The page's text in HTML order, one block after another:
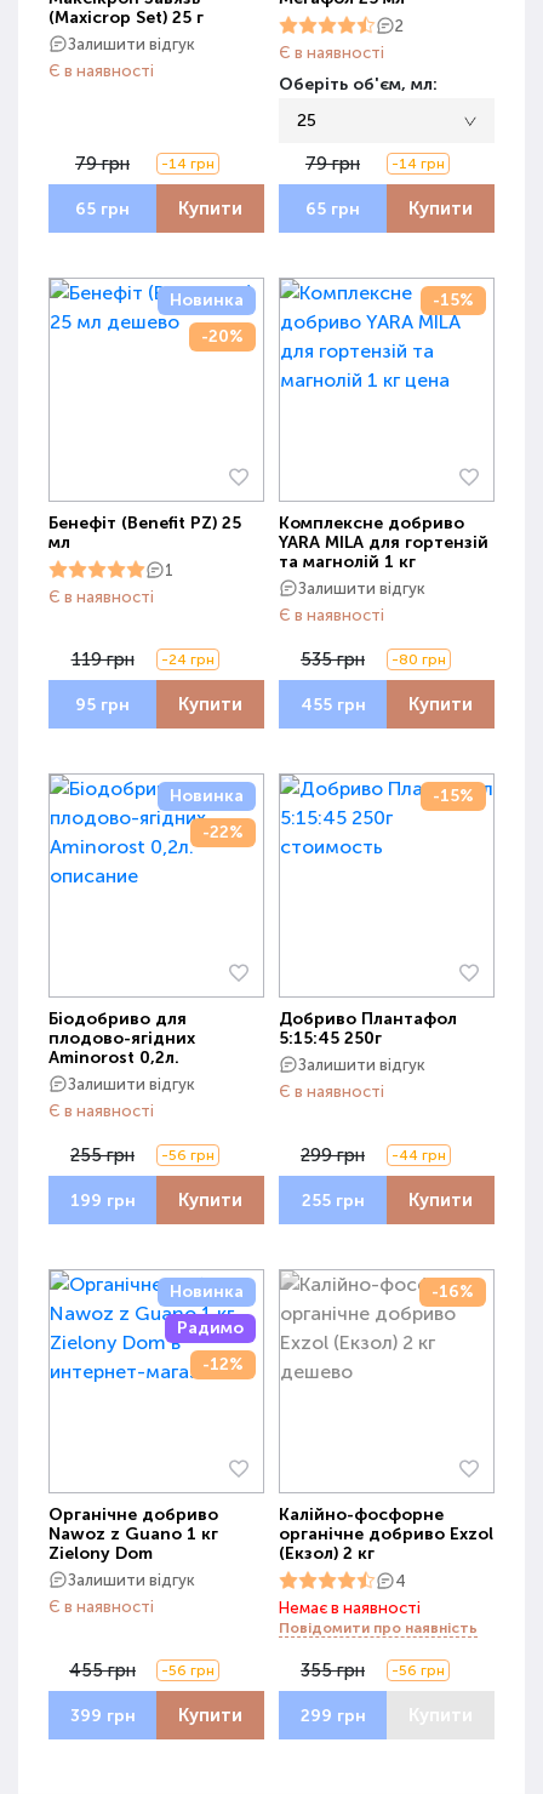
(Maxicrop Set) 25 г
Залишити відгук
Є в наявності
79 грн -14 грн
65 грн Купити
2
Є в наявності
Оберіть об'єм, мл:
25
79 грн -14 грн
65 грн Купити
Новинка
-20%
Бенефіт (Benefit PZ) 25
мл
1
Є в наявності
119 грн -24 грн
95 грн Купити
-15%
Комплексне добриво
YARA MILA для гортензій
та магнолій 1 кг
Залишити відгук
Є в наявності
535 грн -80 грн
455 грн Купити
Новинка
-22%
Біодобриво для
плодово-ягідних
Aminorost 0,2л.
Залишити відгук
Є в наявності
255 грн -56 грн
199 грн Купити
-15%
Добриво Плантафол
5:15:45 250г
Залишити відгук
Є в наявності
299 грн -44 грн
255 грн Купити
Новинка
Радимо
-12%
Органічне добриво
Nawoz z Guano 1 кг
Zielony Dom
Залишити відгук
Є в наявності
455 грн -56 грн
399 грн Купити
-16%
Калійно-фосфорне
органічне добриво Exzol
(Екзол) 2 кг
4
Немає в наявності
Повідомити про наявність
355 грн -56 грн
299 грн Купити